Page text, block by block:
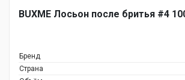
BUXME Лосьон после бритья #4
Бренд
Страна